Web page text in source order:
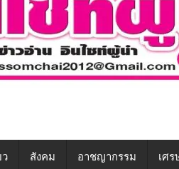
สังคม อาชญากรรม เศร